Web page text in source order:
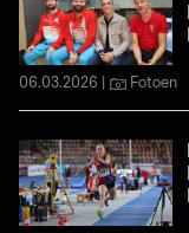
06.03.2026 Fotoen